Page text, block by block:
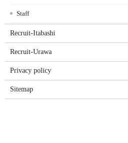
Staff
Recruit-Itabashi
Recruit-Urawa
Privacy policy
Sitemap